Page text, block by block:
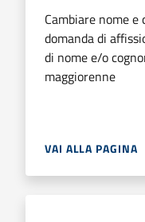
Cambiare nome e
domanda di
di nome e/o
maggiorenne
VAI ALLA PAGINA